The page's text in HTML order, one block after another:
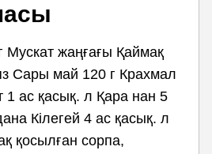
Мускат жаңғағы Қаймақ
Сары май 120 г Крахмал
1 ас қасық. л Қара нан 5
Кілегей 4 ас қасық. л
қосылған сорпа,